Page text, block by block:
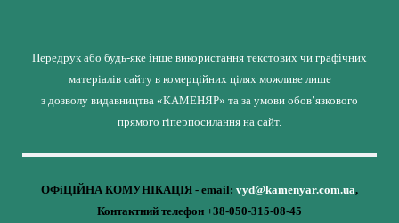
Передрук або будь-яке інше використання текстових чи графічних
матеріалів сайту в комерційних цілях можливе лише
з дозволу видавництва «КАМЕНЯР» та за умови обов’язкового
прямого гіперпосилання на сайт.
ОФіЦІЙНА КОМУНІКАЦІЯ - email: vyd@kamenyar.com.ua,
Контактний телефон +38-050-315-08-45